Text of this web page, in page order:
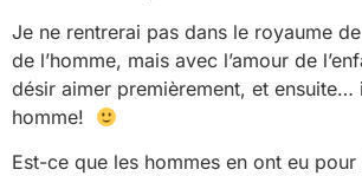
Je ne rentrerai pas dans le royaume
de l’homme, mais avec l’amour de
désir aimer premièrement, et ensuite…
homme!
Est-ce que les hommes en ont eu